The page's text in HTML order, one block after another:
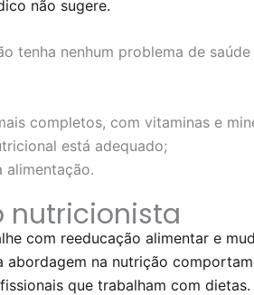
não sugere.
tenha nenhum problema de
completos, com vitaminas e
está adequado;
alimentação.
nutricionista
com reeducação alimentar e
abordagem na nutrição
que trabalham com